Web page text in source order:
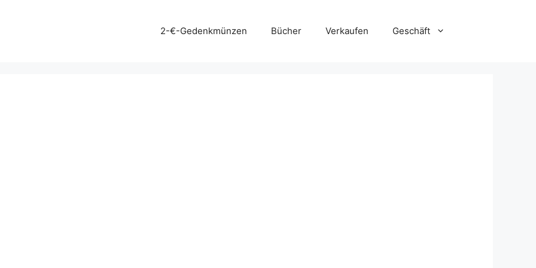
2-€-Gedenkmünzen Bücher Verkaufen Geschäft